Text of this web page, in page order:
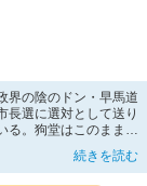
界の陰のドン・早馬道
長選に選対として送り
る。狗堂はこのままで
、野党連合や片山では
長の猪辺である。敵の
続きを読む